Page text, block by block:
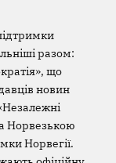
разом:
що
новин
Норвезькою
Норвегії.